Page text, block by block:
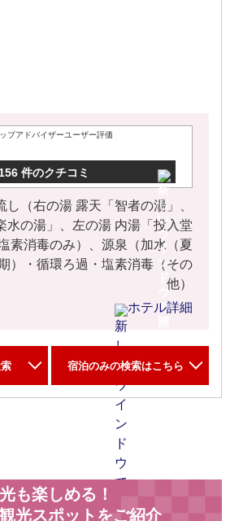
プアドバイザーユーザー評価
156 件のクチコミ
し（右の湯 露天「智者の湯」、
水の湯」、左の湯 内湯「投入堂
素消毒のみ）、源泉（加水（夏
）・循環ろ過・塩素消毒（その
他）
ホテル詳細
宿泊のみの検索はこちら
も楽しめる！
光スポットをご紹介